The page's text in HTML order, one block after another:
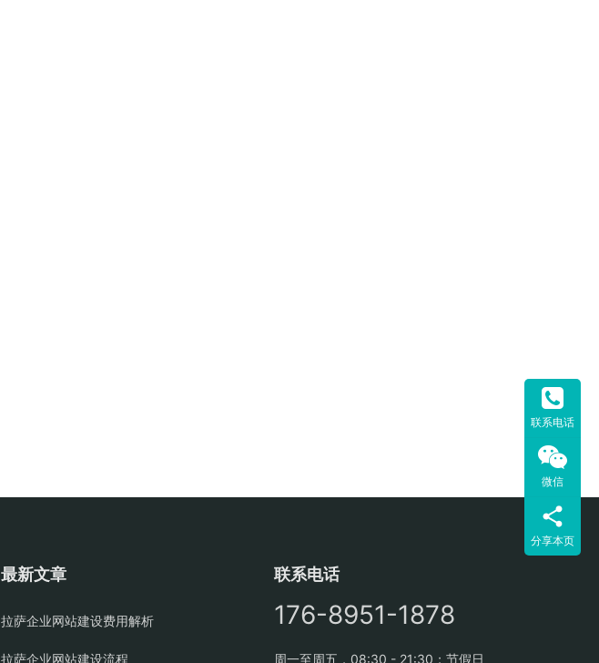
最新文章
拉萨企业网站建设费用解析
拉萨企业网站建设流程
联系电话
176-8951-1878
周一至周五，08:30 - 21:30；节假日
联系电话
微信
分享本页